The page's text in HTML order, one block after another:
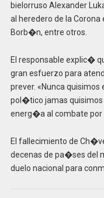
bielorruso Alexander
al heredero de la
Borb�n, entre otros.
El responsable explic�
gran esfuerzo para
prever. «Nunca
pol�tico jamas
energ�a al combate por
El fallecimiento de
decenas de pa�ses del
duelo nacional para